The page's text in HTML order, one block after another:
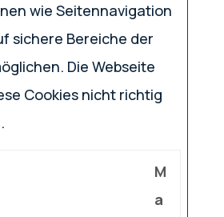
wie Seitennavigation
sichere Bereiche der
Die Webseite
Cookies nicht richtig
M
a